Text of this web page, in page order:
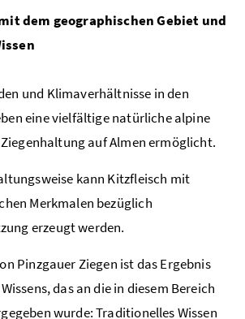
dem geographischen Gebiet und
und Klimaverhältnisse in den
eine vielfältige natürliche alpine
auf Almen ermöglicht.
kann Kitzfleisch mit
Merkmalen bezüglich
erzeugt werden.
Pinzgauer Ziegen ist das Ergebnis
das an die in diesem Bereich
wurde: Traditionelles Wissen